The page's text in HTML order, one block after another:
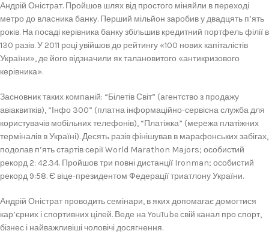
Андрій Оністрат. Пройшов шлях від простого міняйли в переході
метро до власника банку. Перший мільйон заробив у двадцять п’ять
років. На посаді керівника банку збільшив кредитний портфель філії в
130 разів. У 2011 році увійшов до рейтингу «100 нових капіталістів
України», де його відзначили як талановитого «антикризового
керівника».
Засновник таких компаній: “Білетів Світ” (агентство з продажу
авіаквитків), “Інфо 300” (платна інформаційно-сервісна служба для
користувачів мобільних телефонів), “Платіжка” (мережа платіжних
терміналів в Україні). Десять разів фінішував в марафонських забігах,
подолав п’ять стартів серії World Marathon Majors; особистий
рекорд 2: 42.34. Пройшов три повні дистанції Ironman; особистий
рекорд 9:58. Є віце-президентом Федерації триатлону України.
Андрій Оністрат проводить семінари, в яких допомагає домогтися
кар’єрних і спортивних цілей. Веде на YouTube свій канал про спорт,
бізнес і найважливіші чоловічі досягнення.